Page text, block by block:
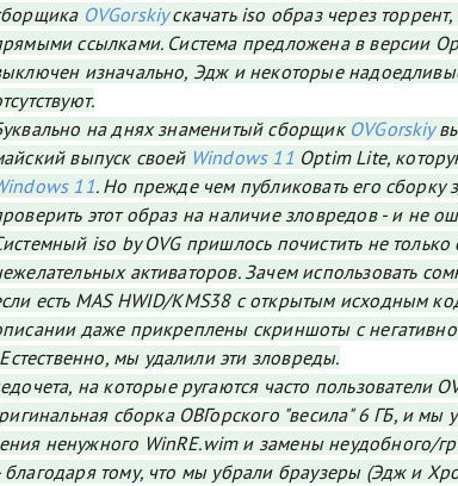
OVGorskiyскачать iso образ через
ссылками. Система предложена в версии
изначально, Эдж и некоторые
на днях знаменитый сборщик OVGorskiy
выпуск своей Windows 11 Optim Lite,
11. Но прежде чем публиковать его сборку
этот образ на наличие зловредов - и не
iso by OVG пришлось почистить не
активаторов. Зачем использовать
есть MAS HWID/KMS38 с открытым исходным
даже прикреплены скриншоты с
мы удалили эти зловреды.
на которые ругаются часто пользователи
сборка ОВГорского "весила" 6 ГБ, и мы
ненужного WinRE.wim и замены неудобного/
благодаря тому, что мы убрали браузеры (Эдж и